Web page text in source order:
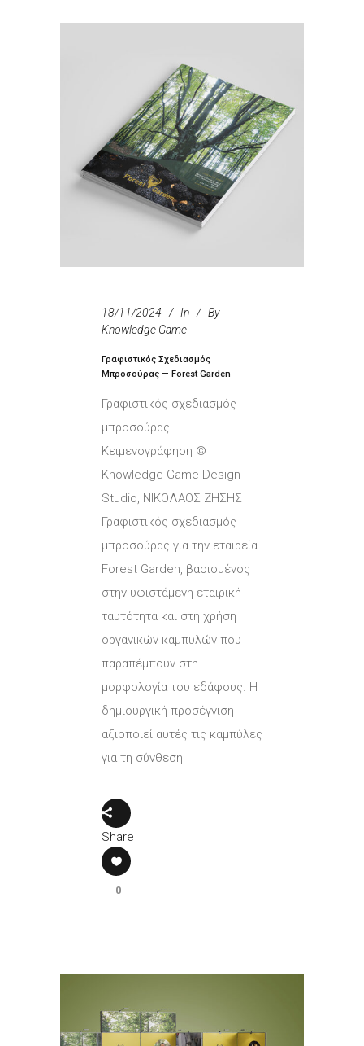
18/11/2024 In
By
Knowledge Game
Γραφιστικός Σχεδιασμός
Μπροσούρας — Forest Garden
Γραφιστικός σχεδιασμός
μπροσούρας –
Κειμενογράφηση ©
Knowledge Game Design
Studio, ΝΙΚΟΛΑΟΣ ΖΗΣΗΣ
Γραφιστικός σχεδιασμός
μπροσούρας για την εταιρεία
Forest Garden, βασισμένος
στην υφιστάμενη εταιρική
ταυτότητα και στη χρήση
οργανικών καμπυλών που
παραπέμπουν στη
μορφολογία του εδάφους. Η
δημιουργική προσέγγιση
αξιοποιεί αυτές τις καμπύλες
για τη σύνθεση
Share
0